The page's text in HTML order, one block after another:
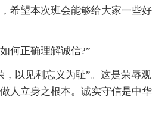
希望本次班会能够给大家一些好
何正确理解诚信?”
，以见利忘义为耻”。这是荣辱观
人立身之根本。诚实守信是中华